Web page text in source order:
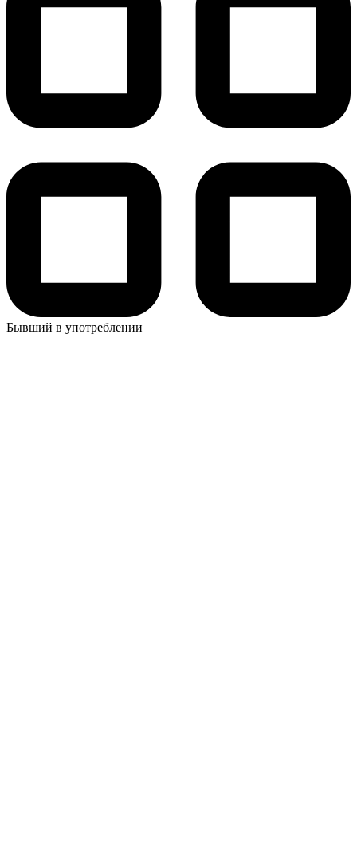
Бывший в употреблении